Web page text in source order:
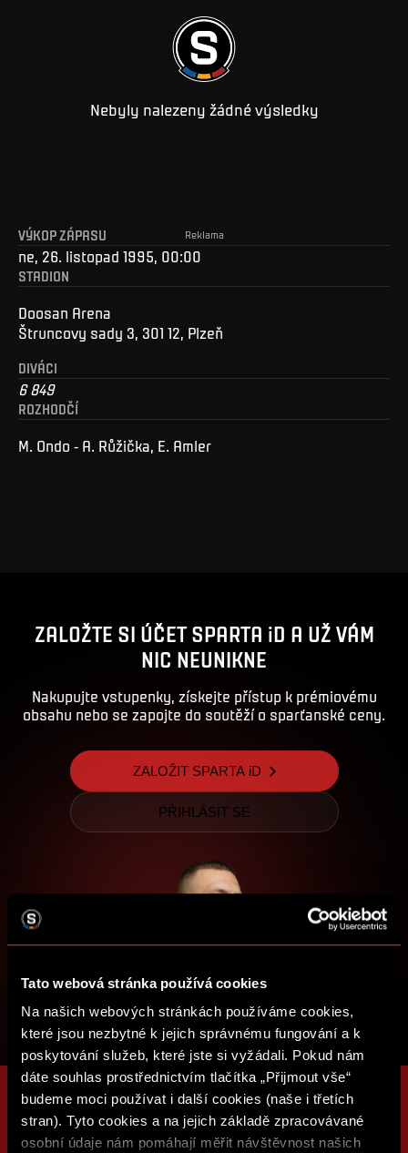
Tato webová stránka používá cookies
Na našich webových stránkách používáme cookies,
které jsou nezbytné k jejich správnému fungování a k
poskytování služeb, které jste si vyžádali. Pokud nám
dáte souhlas prostřednictvím tlačítka „Přijmout vše“
budeme moci používat i další cookies (naše i třetích
stran). Tyto cookies a na jejich základě zpracovávané
osobní údaje nám pomáhají měřit návštěvnost našich
Nebyly nalezeny žádné výsledky
Reklama
VÝKOP ZÁPASU
ne, 26. listopad 1995, 00:00
STADION
Doosan Arena
Štruncovy sady 3, 301 12, Plzeň
DIVÁCI
6 849
ROZHODČÍ
M. Ondo - A. Růžička, E. Amler
ZALOŽTE SI ÚČET SPARTA iD A UŽ VÁM
NIC NEUNIKNE
Nakupujte vstupenky, získejte přístup k prémiovému
obsahu nebo se zapojte do soutěží o sparťanské ceny.
ZALOŽIT SPARTA iD
PŘIHLÁSIT SE